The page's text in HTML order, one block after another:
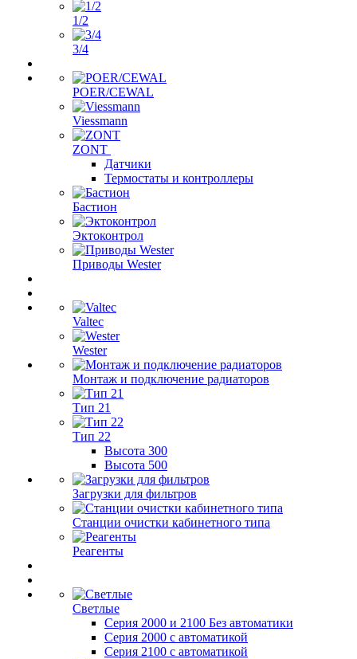
1/2
3/4
POER/CEWAL
Viessmann
ZONT
Датчики
Термостаты и контроллеры
Бастион
Эктоконтрол
Приводы Wester
Valtec
Wester
Монтаж и подключение радиаторов
Тип 21
Тип 22
Высота 300
Высота 500
Загрузки для фильтров
Станции очистки кабинетного типа
Реагенты
Светлые
Серия 2000 и 2100 Без автоматики
Серия 2000 с автоматикой
Серия 2100 с автоматикой